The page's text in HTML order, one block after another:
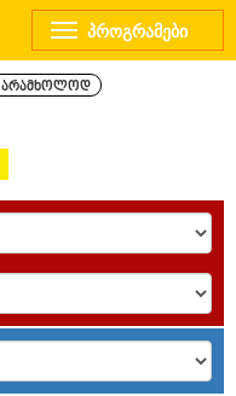
Toggle
navigation
არამხოლოდ